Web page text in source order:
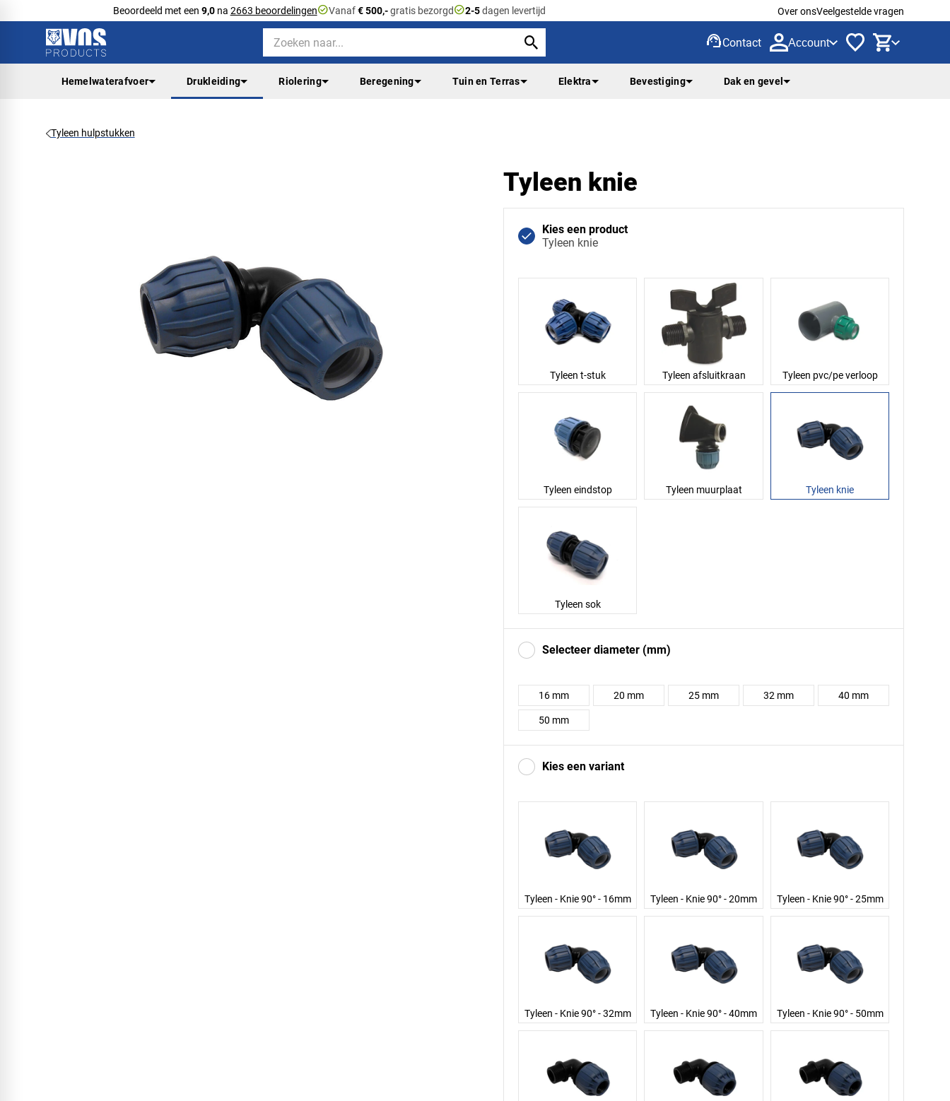
Beoordeeld met een 9,0na 2663 beoordelingencheck_circleVanaf€ 500,-gratis bezorgdcheck_circle2-5dagen levertijd Over onsVeelgestelde vragen
support_agentContact Account
Hemelwaterafvoer Drukleiding Riolering Beregening Tuin en Terras Elektra Bevestiging Dak en gevel
Tyleen hulpstukken
Tyleen knie
Kies een product
Tyleen knie
Tyleen t-stuk Tyleen afsluitkraan Tyleen pvc/pe verloop
Tyleen eindstop Tyleen muurplaat Tyleen knie
Tyleen sok
Selecteer diameter (mm)
16 mm 20 mm 25 mm 32 mm 40 mm
50 mm
Kies een variant
Tyleen - Knie 90° - 16mm Tyleen - Knie 90° - 20mm Tyleen - Knie 90° - 25mm
Tyleen - Knie 90° - 32mm Tyleen - Knie 90° - 40mm Tyleen - Knie 90° - 50mm